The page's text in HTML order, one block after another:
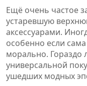
Ещё очень частое
устаревшую
аксессуарами.
особенно если
морально. Гораздо
универсальной
ушедших модных